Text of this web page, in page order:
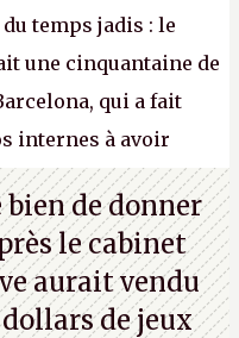
temps jadis : le
une cinquantaine de
qui a fait
internes à avoir
sous la direction
bien de donner
le cabinet
aurait vendu
de jeux